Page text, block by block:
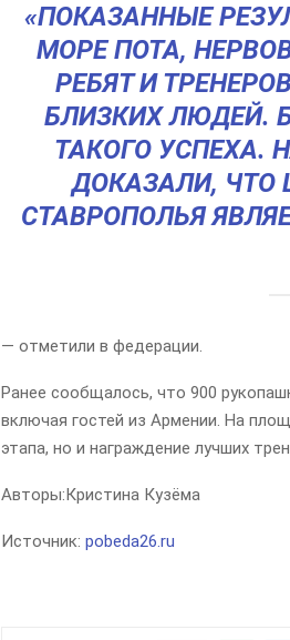
«ПОКАЗАННЫЕ
МОРЕ ПОТА,
РЕБЯТ И
БЛИЗКИХ ЛЮДЕЙ.
ТАКОГО УСПЕХА.
ДОКАЗАЛИ, ЧТО
СТАВРОПОЛЬЯ
— отметили в федерации.
Ранее сообщалось, что 900
включая гостей из Армении. На
этапа, но и награждение лучших
Авторы:Кристина Кузёма
Источник: pobeda26.ru